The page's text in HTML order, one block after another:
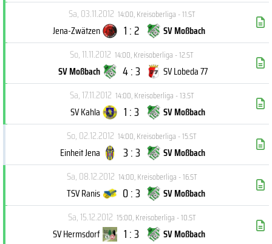
Sa, 03.11.2012 14:00,Kreisoberliga - 11.ST
Jena-Zwätzen 1 : 2
SV Moßbach
So, 11.11.2012 14:00,Kreisoberliga - 12.ST
SV Moßbach 4 : 3
SV Lobeda 77
Sa, 17.11.2012 14:00,Kreisoberliga - 13.ST
SV Kahla 1 : 3
SV Moßbach
So, 02.12.2012 14:00,Kreisoberliga - 15.ST
Einheit Jena 3 : 3
SV Moßbach
Sa, 08.12.2012 14:00,Kreisoberliga - 16.ST
TSV Ranis 0 : 3
SV Moßbach
Sa, 15.12.2012 15:00,Kreisoberliga - 10.ST
SV Hermsdorf 1 : 3
SV Moßbach